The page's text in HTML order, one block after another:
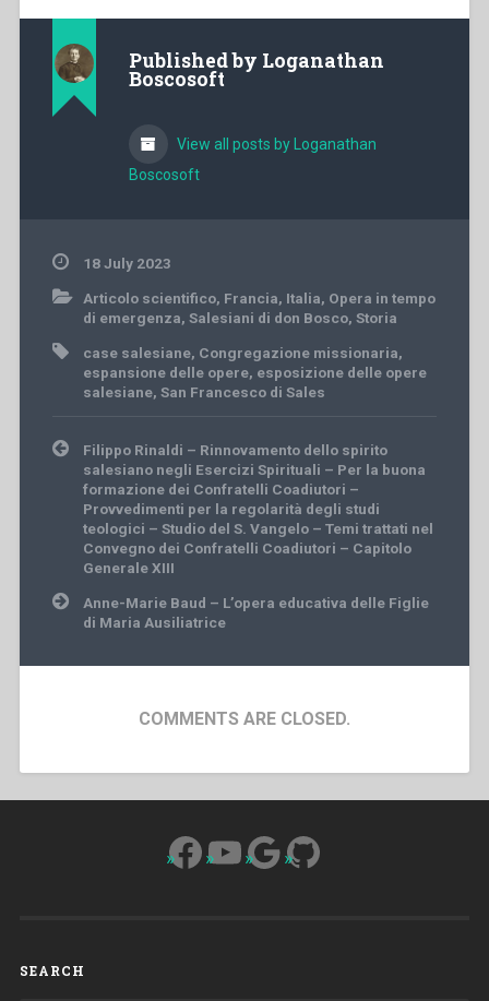
Published by Loganathan
Boscosoft
View all posts by Loganathan
Boscosoft
18 July 2023
Articolo scientifico, Francia, Italia, Opera in tempo
di emergenza, Salesiani di don Bosco, Storia
case salesiane, Congregazione missionaria,
espansione delle opere, esposizione delle opere
salesiane, San Francesco di Sales
Post
navigation
Filippo Rinaldi – Rinnovamento dello spirito
salesiano negli Esercizi Spirituali – Per la buona
formazione dei Confratelli Coadiutori –
Provvedimenti per la regolarità degli studi
teologici – Studio del S. Vangelo – Temi trattati nel
Convegno dei Confratelli Coadiutori – Capitolo
Generale XIII
Anne-Marie Baud – L’opera educativa delle Figlie
di Maria Ausiliatrice
COMMENTS ARE CLOSED.
Facebook
YouTube
Google
GitHub
SEARCH